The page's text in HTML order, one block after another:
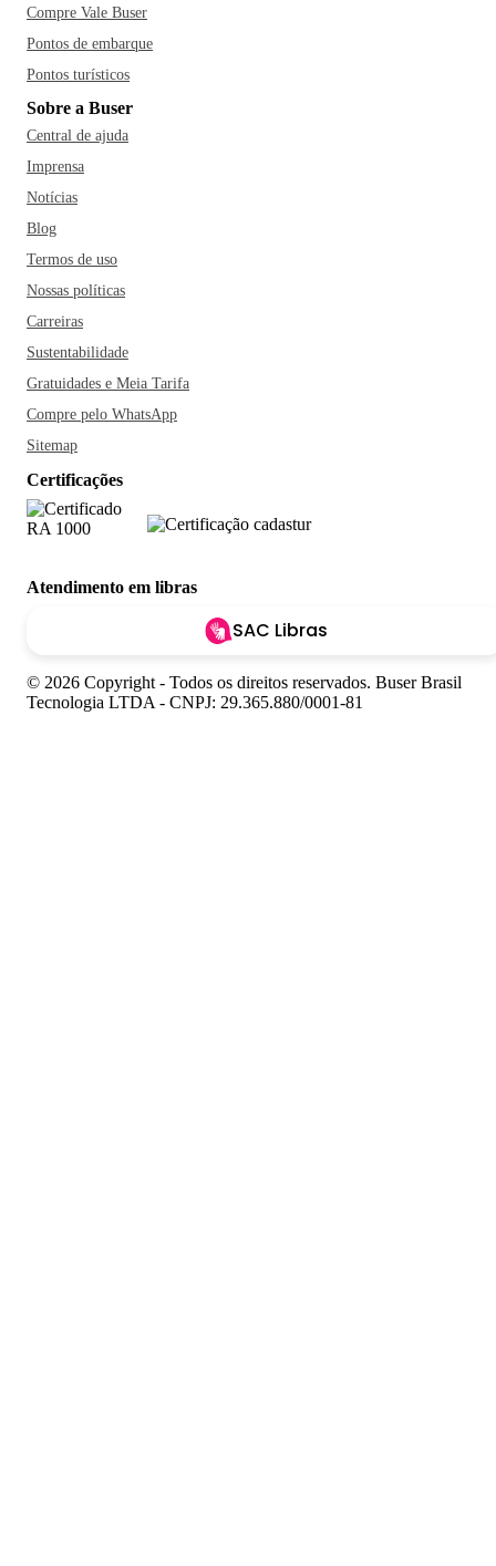
Compre Vale Buser
Pontos de embarque
Pontos turísticos
Sobre a Buser
Central de ajuda
Imprensa
Notícias
Blog
Termos de uso
Nossas políticas
Carreiras
Sustentabilidade
Gratuidades e Meia Tarifa
Compre pelo WhatsApp
Sitemap
Certificações
Atendimento em libras
SAC Libras
© 2026 Copyright - Todos os direitos reservados. Buser Brasil
Tecnologia LTDA - CNPJ: 29.365.880/0001-81